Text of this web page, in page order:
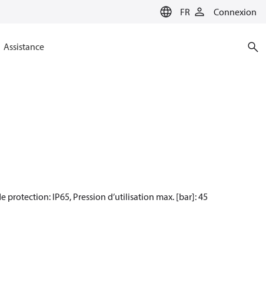
FR Connexion
Assistance
protection: IP65, Pression d’utilisation max. [bar]: 45